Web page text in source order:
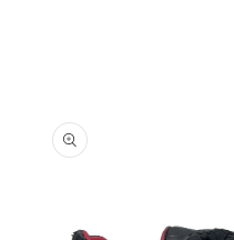
información
del producto